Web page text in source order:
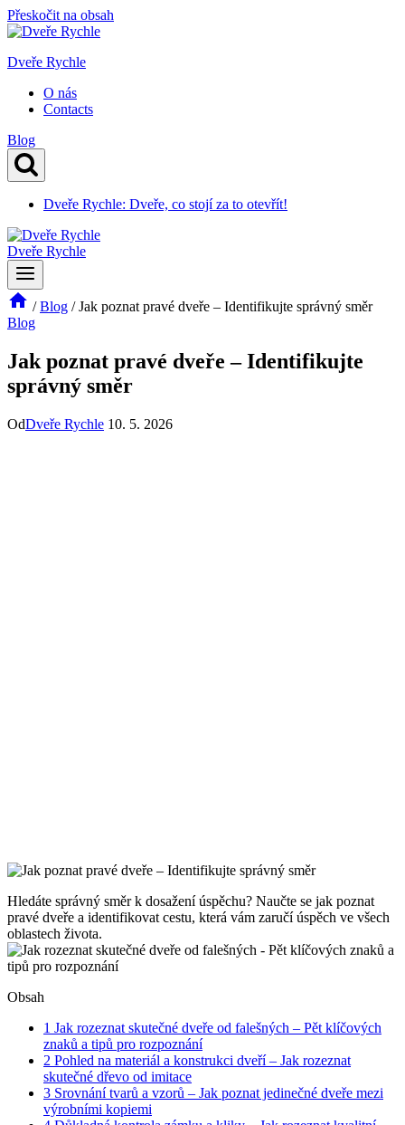
Přeskočit na obsah
Dveře Rychle
O nás
Contacts
Blog
Dveře Rychle: Dveře, co stojí za to otevřít!
Dveře Rychle
/ Blog / Jak poznat pravé dveře – Identifikujte správný směr
Blog
Jak poznat pravé dveře – Identifikujte
správný směr
OdDveře Rychle 10. 5. 2026
Hledáte správný směr k dosažení úspěchu? Naučte se jak poznat
pravé dveře a identifikovat cestu, která vám zaručí úspěch ve všech
oblastech života.
Obsah
1 Jak rozeznat skutečné dveře od falešných – Pět klíčových
znaků a tipů pro rozpoznání
2 Pohled na materiál a konstrukci dveří – Jak rozeznat
skutečné dřevo od imitace
3 Srovnání tvarů a vzorů – Jak poznat jedinečné dveře mezi
výrobními kopiemi